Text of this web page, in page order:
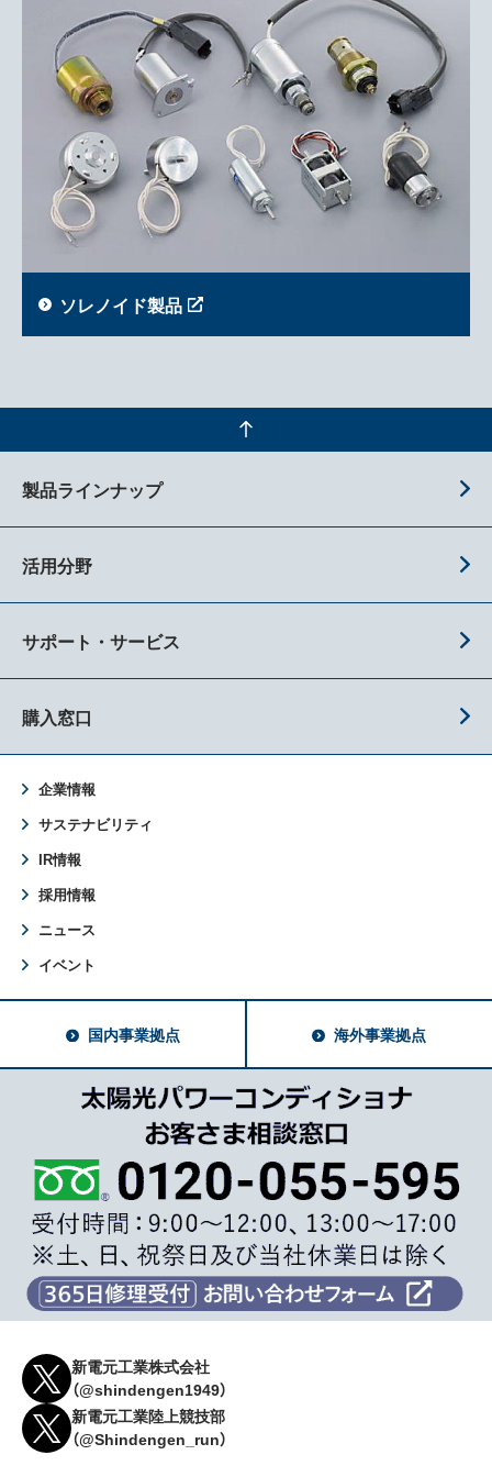
ソレノイド製品
製品ラインナップ
活用分野
サポート・サービス
購入窓口
企業情報
サステナビリティ
IR情報
採用情報
ニュース
イベント
国内事業拠点 海外事業拠点
新電元工業株式会社
（@shindengen1949）
新電元工業陸上競技部
（@Shindengen_run）